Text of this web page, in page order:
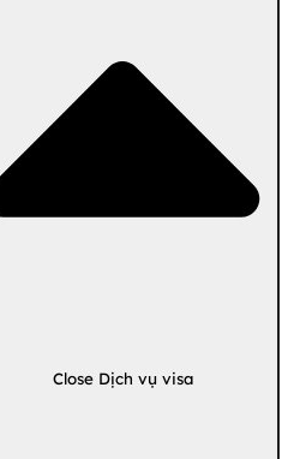
Close Dịch vụ visa